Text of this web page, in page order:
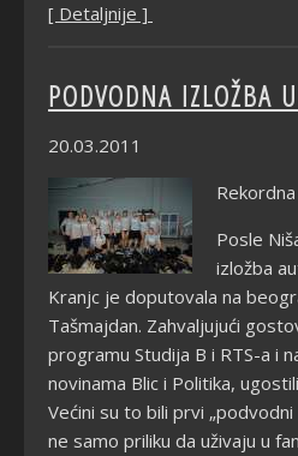
[ Detaljnije ]
PODVODNA IZLOŽBA
20.03.2011
Posle
izložba
Kranjc je doputovala na
Tašmajdan. Zahvaljujući
programu Studija B i RTS-a i
novinama Blic i Politika,
Većini su to bili prvi „podvodni
ne samo priliku da uživaju u